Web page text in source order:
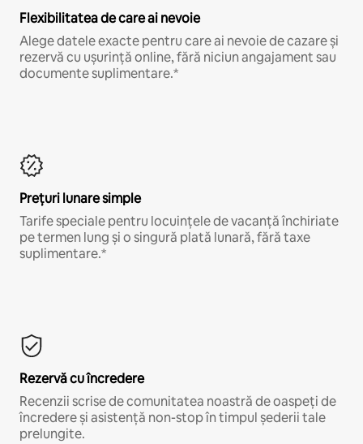
Flexibilitatea de care ai nevoie
Alege datele exacte pentru care ai nevoie de cazare și
rezervă cu ușurință online, fără niciun angajament sau
documente suplimentare.*
Prețuri lunare simple
Tarife speciale pentru locuințele de vacanță închiriate
pe termen lung și o singură plată lunară, fără taxe
suplimentare.*
Rezervă cu încredere
Recenzii scrise de comunitatea noastră de oaspeți de
încredere și asistență non-stop în timpul șederii tale
prelungite.